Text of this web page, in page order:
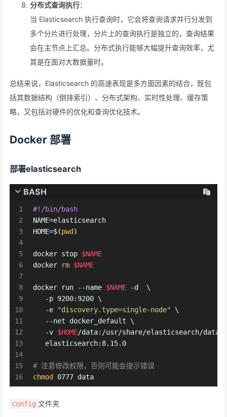
分布式查询执行：
当 Elasticsearch 执行查询时，它会将查询请求并行分发到
多个分片进行处理，分片上的查询执行是独立的，查询结果
会在主节点上汇总。分布式执行能够大幅提升查询效率，尤
其是在面对大数据量时。
总结来说，Elasticsearch 的高速表现是多方面因素的结合，既包
括其数据结构（倒排索引）、分布式架构、实时性处理、缓存策
略，又包括对硬件的优化和查询优化技术。
Docker 部署
部署elasticsearch
BASH
1
2
3
4
5
6
7
8
9
10
11
12
13
14
15
16
#!/bin/bash
NAME=elasticsearch
HOME=$(pwd )
docker stop $NAME
docker
rm $NAME
docker run --name $NAME -d  \
   -p 9200:9200 \
   -e
"discovery.type=single-node" \
   --net docker_default \
   -v
$HOME/data:/usr/share/elasticsearch/data \
   elasticsearch:8.15.0
# 注意修改权限，否则可能会提示错误
chmod
0777 data
config 文件夹